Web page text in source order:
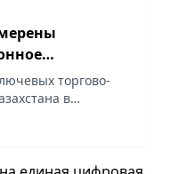
торгово-
в